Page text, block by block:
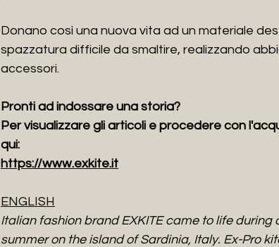
Donano così una nuova vita ad un materiale
spazzatura difficile da smaltire, realizzando
accessori.
Pronti ad indossare una storia?
Per visualizzare gli articoli e procedere con
qui:
https://www.exkite.it
ENGLISH
Italian fashion brand EXKITE came to life during
summer on the island of Sardinia, Italy. Ex-Pro